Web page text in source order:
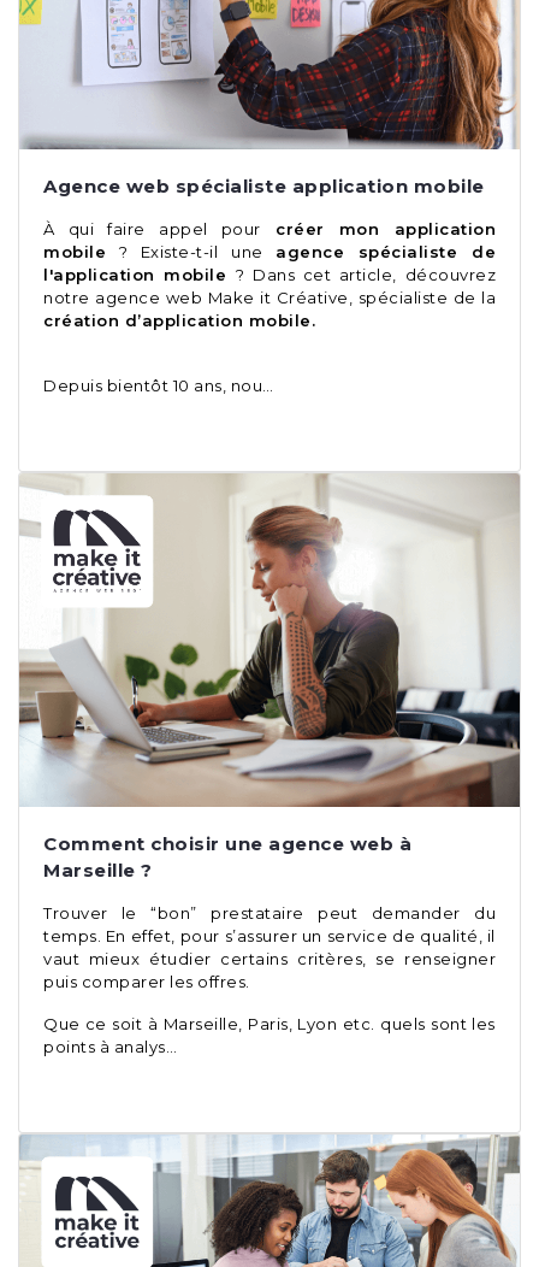
Agence web spécialiste application mobile
À qui faire appel pour créer mon application
mobile ? Existe-t-il une agence spécialiste de
l'application mobile ? Dans cet article, découvrez
notre agence web Make it Créative, spécialiste de la
création d’application mobile.
Depuis bientôt 10 ans, nou…
Comment choisir une agence web à
Marseille ?
Trouver le “bon” prestataire peut demander du
temps. En effet, pour s’assurer un service de qualité, il
vaut mieux étudier certains critères, se renseigner
puis comparer les offres.
Que ce soit à Marseille, Paris, Lyon etc. quels sont les
points à analys…